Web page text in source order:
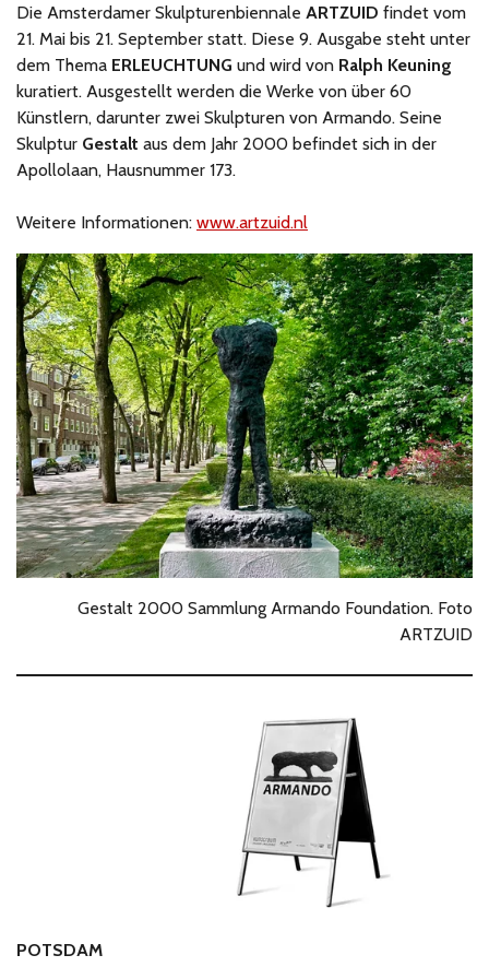
Die Amsterdamer Skulpturenbiennale ARTZUID findet vom
21. Mai bis 21. September statt. Diese 9. Ausgabe steht unter
dem Thema ERLEUCHTUNG und wird von Ralph Keuning
kuratiert. Ausgestellt werden die Werke von über 60
Künstlern, darunter zwei Skulpturen von Armando. Seine
Skulptur Gestalt aus dem Jahr 2000 befindet sich in der
Apollolaan, Hausnummer 173.
Weitere Informationen: www.artzuid.nl
Gestalt 2000 Sammlung Armando Foundation. Foto
ARTZUID
POTSDAM